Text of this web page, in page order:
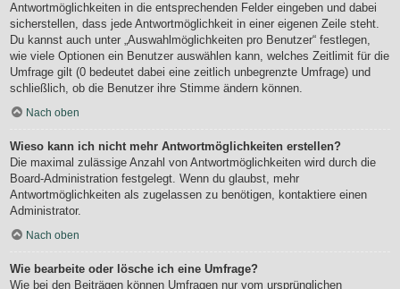
Antwortmöglichkeiten in die entsprechenden Felder eingeben und dabei
sicherstellen, dass jede Antwortmöglichkeit in einer eigenen Zeile steht.
Du kannst auch unter „Auswahlmöglichkeiten pro Benutzer“ festlegen,
wie viele Optionen ein Benutzer auswählen kann, welches Zeitlimit für die
Umfrage gilt (0 bedeutet dabei eine zeitlich unbegrenzte Umfrage) und
schließlich, ob die Benutzer ihre Stimme ändern können.
Nach oben
Wieso kann ich nicht mehr Antwortmöglichkeiten erstellen?
Die maximal zulässige Anzahl von Antwortmöglichkeiten wird durch die
Board-Administration festgelegt. Wenn du glaubst, mehr
Antwortmöglichkeiten als zugelassen zu benötigen, kontaktiere einen
Administrator.
Nach oben
Wie bearbeite oder lösche ich eine Umfrage?
Wie bei den Beiträgen können Umfragen nur vom ursprünglichen